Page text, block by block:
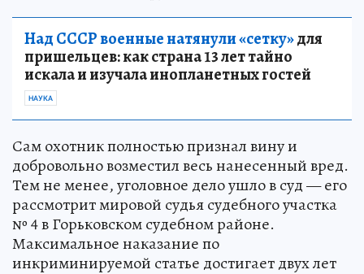
Над СССР военные натянули «сетку»для
пришельцев: как страна 13 лет тайно
искала и изучала инопланетных гостей
НАУКА
Сам охотник полностью признал вину и
добровольно возместил весь нанесенный вред.
Тем не менее, уголовное дело ушло в суд — его
рассмотрит мировой судья судебного участка
№ 4 в Горьковском судебном районе.
Максимальное наказание по
инкриминируемой статье достигает двух лет